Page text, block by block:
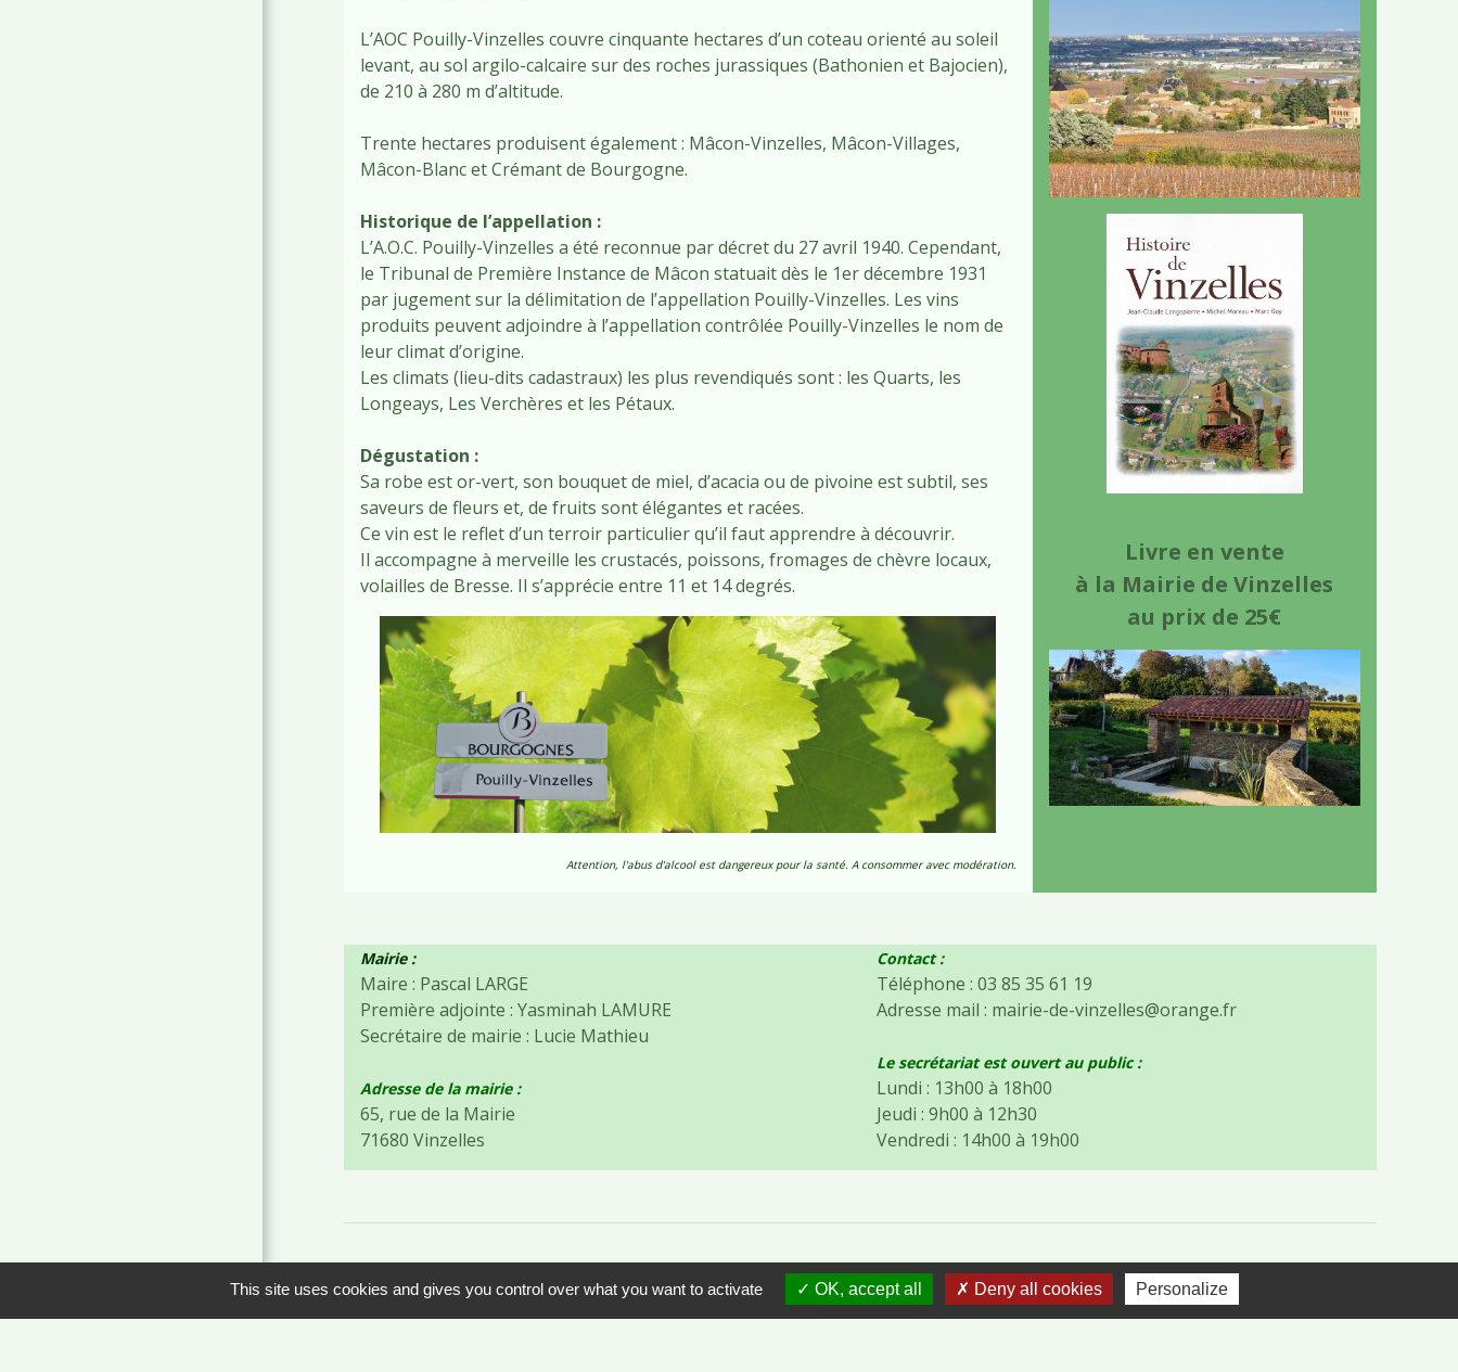
L’AOC Pouilly-Vinzelles couvre cinquante hectares d’un coteau orienté au soleil
levant, au sol argilo-calcaire sur des roches jurassiques (Bathonien et Bajocien),
de 210 à 280 m d’altitude.
Trente hectares produisent également : Mâcon-Vinzelles, Mâcon-Villages,
Mâcon-Blanc et Crémant de Bourgogne.
Historique de l’appellation :
L’A.O.C. Pouilly-Vinzelles a été reconnue par décret du 27 avril 1940. Cependant,
le Tribunal de Première Instance de Mâcon statuait dès le 1er décembre 1931
par jugement sur la délimitation de l’appellation Pouilly-Vinzelles. Les vins
produits peuvent adjoindre à l’appellation contrôlée Pouilly-Vinzelles le nom de
leur climat d’origine.
Les climats (lieu-dits cadastraux) les plus revendiqués sont : les Quarts, les
Longeays, Les Verchères et les Pétaux.
Dégustation :
Sa robe est or-vert, son bouquet de miel, d’acacia ou de pivoine est subtil, ses
saveurs de fleurs et, de fruits sont élégantes et racées.
Ce vin est le reflet d’un terroir particulier qu’il faut apprendre à découvrir.
Il accompagne à merveille les crustacés, poissons, fromages de chèvre locaux,
volailles de Bresse. Il s’apprécie entre 11 et 14 degrés.
Attention, l'abus d'alcool est dangereux pour la santé. A consommer avec modération.
Livre en vente
à la Mairie de Vinzelles
au prix de 25€
Mairie :
Maire : Pascal LARGE
Première adjointe : Yasminah LAMURE
Secrétaire de mairie : Lucie Mathieu
Adresse de la mairie :
65, rue de la Mairie
71680 Vinzelles
Contact :
Téléphone : 03 85 35 61 19
Adresse mail : mairie-de-vinzelles@orange.fr
Le secrétariat est ouvert au public :
Lundi : 13h00 à 18h00
Jeudi : 9h00 à 12h30
Vendredi : 14h00 à 19h00
This site uses cookies and gives you control over what you want to activate OK, accept all Deny all cookies Personalize